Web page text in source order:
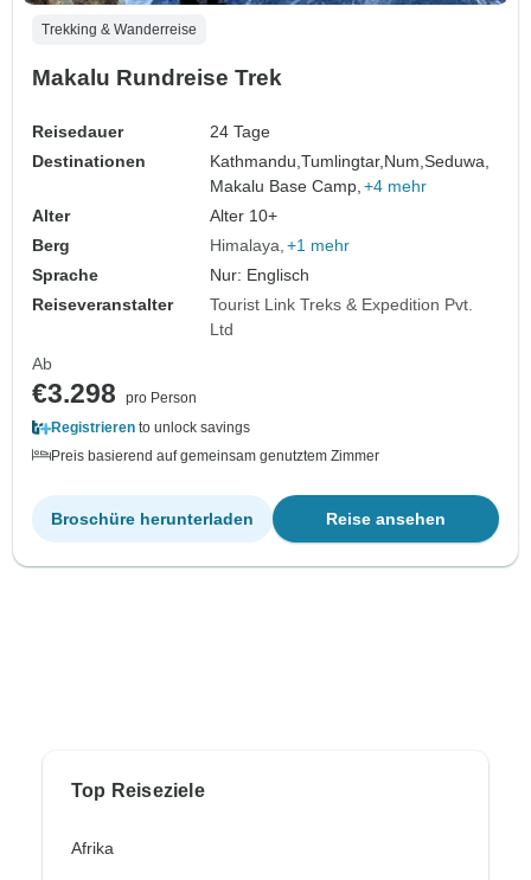
Trekking & Wanderreise
Makalu Rundreise Trek
Reisedauer
24 Tage
Destinationen
Kathmandu,Tumlingtar, Num,Seduwa,
Makalu Base Camp, +4 mehr
Alter
Alter 10+
Berg
Himalaya +1 mehr
Sprache
Nur: Englisch
Reiseveranstalter
Tourist Link Treks & Expedition Pvt.
Ltd
Ab
€3.298
pro Person
Registrieren to unlock savings
Preis basierend auf gemeinsam genutztem Zimmer
Reise ansehen
Broschüre herunterladen
Top Reiseziele
Afrika